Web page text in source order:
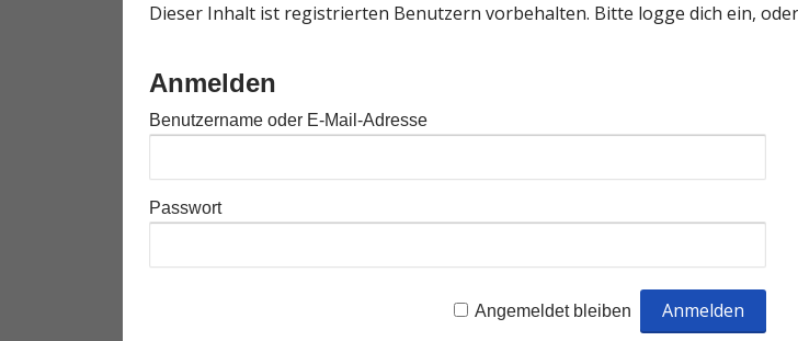
Dieser Inhalt ist registrierten Benutzern vorbehalten. Bitte logge dich ein,
Anmelden
Benutzername oder E-Mail-Adresse
Passwort
Angemeldet bleiben